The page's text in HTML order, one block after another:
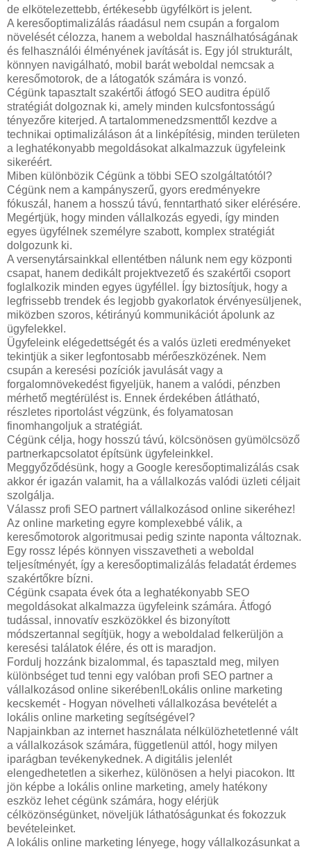
de elkötelezettebb, értékesebb ügyfélkört is jelent.
A keresőoptimalizálás ráadásul nem csupán a forgalom
növelését célozza, hanem a weboldal használhatóságának
és felhasználói élményének javítását is. Egy jól strukturált,
könnyen navigálható, mobil barát weboldal nemcsak a
keresőmotorok, de a látogatók számára is vonzó.
Cégünk tapasztalt szakértői átfogó SEO auditra épülő
stratégiát dolgoznak ki, amely minden kulcsfontosságú
tényezőre kiterjed. A tartalommenedzsmenttől kezdve a
technikai optimalizáláson át a linképítésig, minden területen
a leghatékonyabb megoldásokat alkalmazzuk ügyfeleink
sikeréért.
Miben különbözik Cégünk a többi SEO szolgáltatótól?
Cégünk nem a kampányszerű, gyors eredményekre
fókuszál, hanem a hosszú távú, fenntartható siker elérésére.
Megértjük, hogy minden vállalkozás egyedi, így minden
egyes ügyfélnek személyre szabott, komplex stratégiát
dolgozunk ki.
A versenytársainkkal ellentétben nálunk nem egy központi
csapat, hanem dedikált projektvezető és szakértői csoport
foglalkozik minden egyes ügyféllel. Így biztosítjuk, hogy a
legfrissebb trendek és legjobb gyakorlatok érvényesüljenek,
miközben szoros, kétirányú kommunikációt ápolunk az
ügyfelekkel.
Ügyfeleink elégedettségét és a valós üzleti eredményeket
tekintjük a siker legfontosabb mérőeszközének. Nem
csupán a keresési pozíciók javulását vagy a
forgalomnövekedést figyeljük, hanem a valódi, pénzben
mérhető megtérülést is. Ennek érdekében átlátható,
részletes riportolást végzünk, és folyamatosan
finomhangoljuk a stratégiát.
Cégünk célja, hogy hosszú távú, kölcsönösen gyümölcsöző
partnerkapcsolatot építsünk ügyfeleinkkel.
Meggyőződésünk, hogy a Google keresőoptimalizálás csak
akkor ér igazán valamit, ha a vállalkozás valódi üzleti céljait
szolgálja.
Válassz profi SEO partnert vállalkozásod online sikeréhez!
Az online marketing egyre komplexebbé válik, a
keresőmotorok algoritmusai pedig szinte naponta változnak.
Egy rossz lépés könnyen visszavetheti a weboldal
teljesítményét, így a keresőoptimalizálás feladatát érdemes
szakértőkre bízni.
Cégünk csapata évek óta a leghatékonyabb SEO
megoldásokat alkalmazza ügyfeleink számára. Átfogó
tudással, innovatív eszközökkel és bizonyított
módszertannal segítjük, hogy a weboldalad felkerüljön a
keresési találatok élére, és ott is maradjon.
Fordulj hozzánk bizalommal, és tapasztald meg, milyen
különbséget tud tenni egy valóban profi SEO partner a
vállalkozásod online sikerében!Lokális online marketing
kecskemét - Hogyan növelheti vállalkozása bevételét a
lokális online marketing segítségével?
Napjainkban az internet használata nélkülözhetetlenné vált
a vállalkozások számára, függetlenül attól, hogy milyen
iparágban tevékenykednek. A digitális jelenlét
elengedhetetlen a sikerhez, különösen a helyi piacokon. Itt
jön képbe a lokális online marketing, amely hatékony
eszköz lehet cégünk számára, hogy elérjük
célközönségünket, növeljük láthatóságunkat és fokozzuk
bevételeinket.
A lokális online marketing lényege, hogy vállalkozásunkat a